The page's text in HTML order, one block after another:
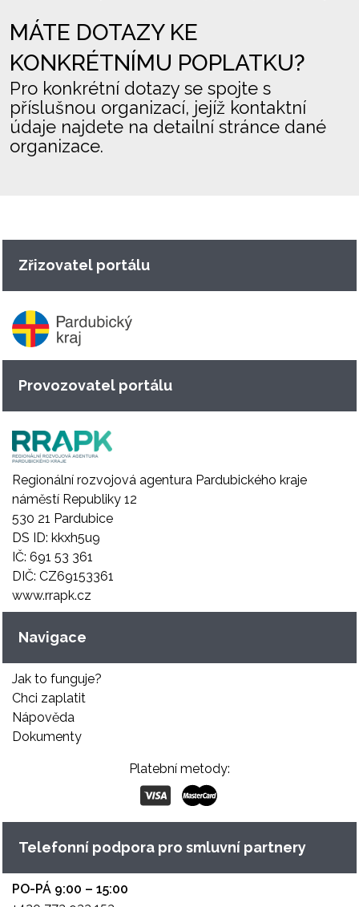
MÁTE DOTAZY KE
KONKRÉTNÍMU POPLATKU?
Pro konkrétní dotazy se spojte s
příslušnou organizací, jejíž kontaktní
údaje najdete na detailní stránce dané
organizace.
Zřizovatel portálu
Provozovatel portálu
Regionální rozvojová agentura Pardubického kraje
náměstí Republiky 12
530 21 Pardubice
DS ID: kkxh5u9
IČ: 691 53 361
DIČ: CZ69153361
www.rrapk.cz
Navigace
Jak to funguje?
Chci zaplatit
Nápověda
Dokumenty
Platební metody:
Telefonní podpora pro smluvní partnery
PO-PÁ 9:00 – 15:00